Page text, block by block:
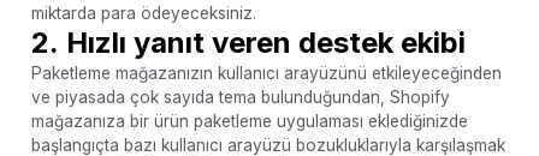
miktarda para ödeyeceksiniz.
2. Hızlı yanıt veren destek ekibi
Paketleme mağazanızın kullanıcı arayüzünü etkileyeceğinden
ve piyasada çok sayıda tema bulunduğundan, Shopify
mağazanıza bir ürün paketleme uygulaması eklediğinizde
başlangıçta bazı kullanıcı arayüzü bozukluklarıyla karşılaşmak